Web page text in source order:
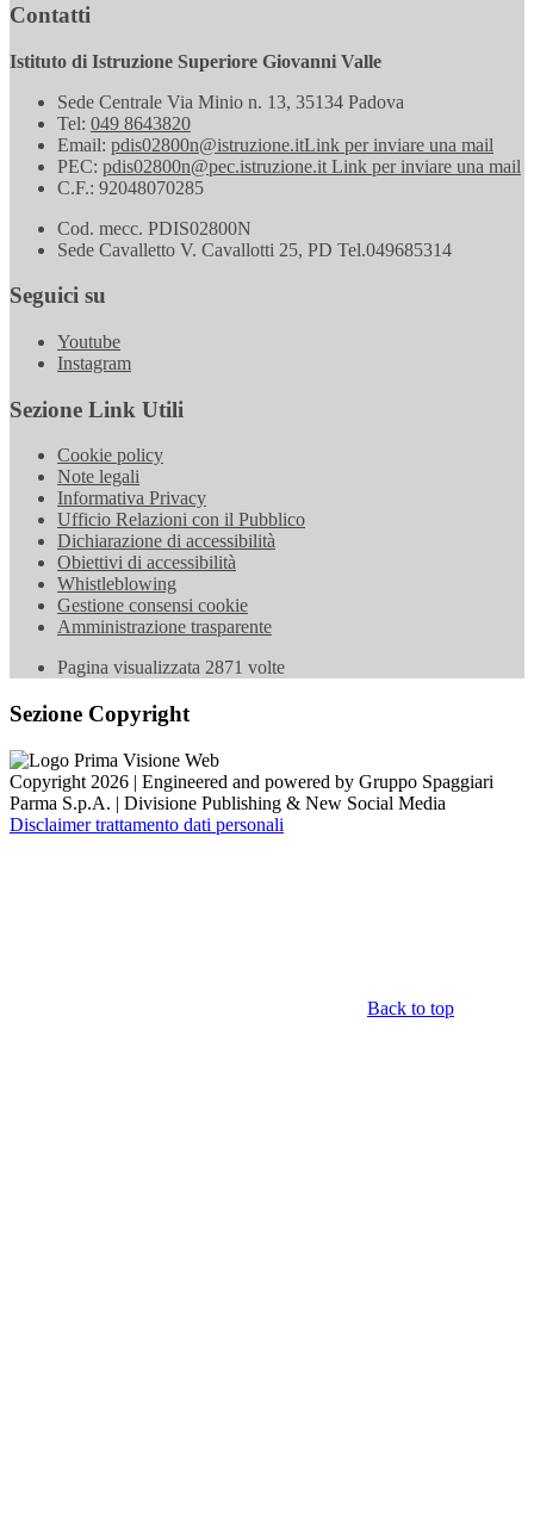
Contatti
Istituto di Istruzione Superiore Giovanni Valle
Sede Centrale Via Minio n. 13, 35134 Padova
Tel: 049 8643820
Email: pdis02800n@istruzione.itLink per inviare una mail
PEC: pdis02800n@pec.istruzione.it Link per inviare una mail
C.F.: 92048070285
Cod. mecc. PDIS02800N
Sede Cavalletto V. Cavallotti 25, PD Tel.049685314
Seguici su
Youtube
Instagram
Sezione Link Utili
Cookie policy
Note legali
Informativa Privacy
Ufficio Relazioni con il Pubblico
Dichiarazione di accessibilità
Obiettivi di accessibilità
Whistleblowing
Gestione consensi cookie
Amministrazione trasparente
Pagina visualizzata 2871 volte
Sezione Copyright
Copyright 2026 | Engineered and powered by Gruppo Spaggiari
Parma S.p.A. | Divisione Publishing & New Social Media
Disclaimer trattamento dati personali
Back to top